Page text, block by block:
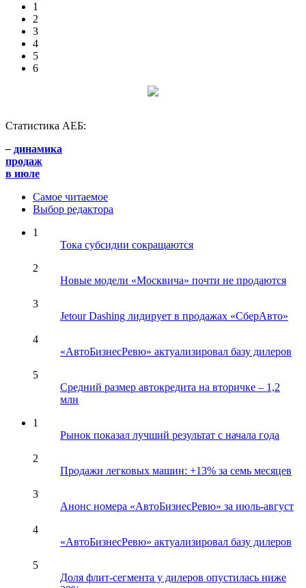
1
2
3
4
5
6
Статистика АЕБ:
– динамика
продаж
в июле
Самое читаемое
Выбор редактора
1
Тока субсидии сокращаются
2
Новые модели «Москвича» почти не продаются
3
Jetour Dashing лидирует в продажах «СберАвто»
4
«АвтоБизнесРевю» актуализировал базу дилеров
5
Средний размер автокредита на вторичке – 1,2
млн
1
Рынок показал лучший результат с начала года
2
Продажи легковых машин: +13% за семь месяцев
3
Анонс номера «АвтоБизнесРевю» за июль-август
4
«АвтоБизнесРевю» актуализировал базу дилеров
5
Доля флит-сегмента у дилеров опустилась ниже